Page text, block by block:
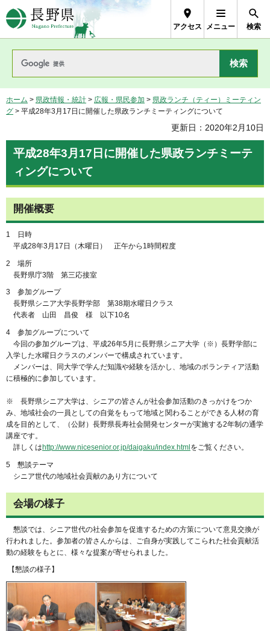
長野県Nagano Prefecture
アクセス メニュー 検索
ホーム > 県政情報・統計 > 広報・県民参加 > 県政ランチ（ティー）ミーティン
グ > 平成28年3月17日に開催した県政ランチミーティングについて
更新日：2020年2月10日
平成28年3月17日に開催した県政ランチミーテ
ィングについて
開催概要
1 日時
平成28年3月17日（木曜日） 正午から1時間程度
2 場所
長野県庁3階 第三応接室
3 参加グループ
長野県シニア大学長野学部 第38期水曜日クラス
代表者 山田 昌俊 様 以下10名
4 参加グループについて
今回の参加グループは、平成26年5月に長野県シニア大学（※）長野学部に
入学した水曜日クラスのメンバーで構成されています。
メンバーは、同大学で学んだ知識や経験を活かし、地域のボランティア活動
に積極的に参加しています。
※ 長野県シニア大学は、シニアの皆さんが社会参加活動のきっかけをつか
み、地域社会の一員としての自覚をもって地域と関わることができる人材の育
成を目的として、（公財）長野県長寿社会開発センターが実施する2年制の通学
講座です。
詳しくは http://www.nicesenior.or.jp/daigaku/index.html をご覧ください。
5 懇談テーマ
シニア世代の地域社会貢献のあり方について
会場の様子
懇談では、シニア世代の社会参加を促進するための方策について意見交換が
行われました。参加者の皆さんからは、ご自身が実践してこられた社会貢献活
動の経験をもとに、様々な提案が寄せられました。
【懇談の様子】